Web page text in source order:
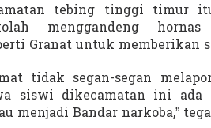
s
y
a
r
k
a
t
tebing tinggi timur
menggandeng
Granat untuk memberikan
tidak segan-segan
siswi dikecamatan ini ada
menjadi Bandar narkoba,”